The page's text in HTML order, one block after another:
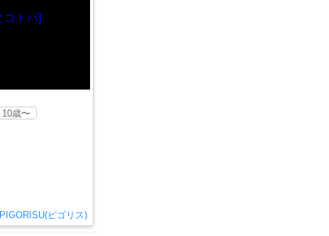
10歳〜
PIGORISU(ピゴリス)